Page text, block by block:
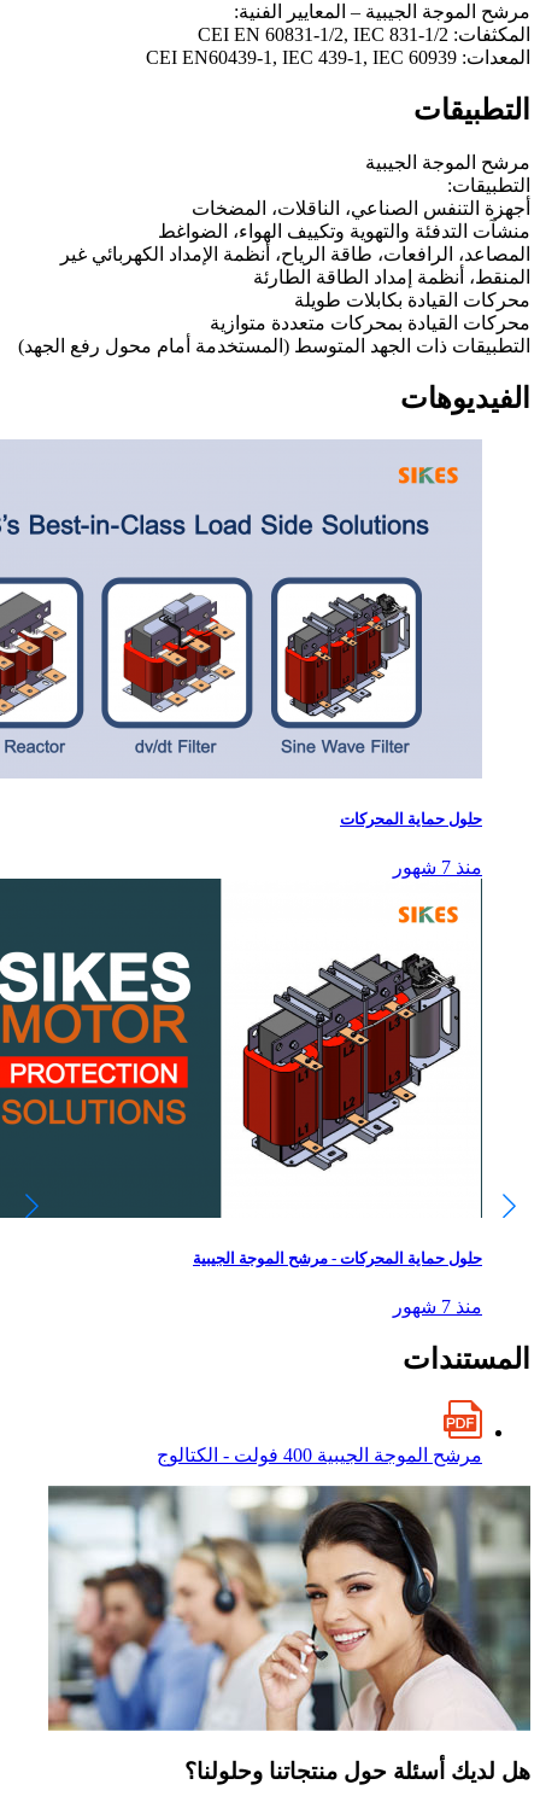
مرشح الموجة الجيبية – المعايير الفنية:
المكثفات: CEI EN 60831-1/2, IEC 831-1/2
المعدات: CEI EN60439-1, IEC 439-1, IEC 60939
التطبيقات
مرشح الموجة الجيبية
التطبيقات:
أجهزة التنفس الصناعي، الناقلات، المضخات
منشآت التدفئة والتهوية وتكييف الهواء، الضواغط
المصاعد، الرافعات، طاقة الرياح، أنظمة الإمداد الكهربائي غير
المنقط، أنظمة إمداد الطاقة الطارئة
محركات القيادة بكابلات طويلة
محركات القيادة بمحركات متعددة متوازية
التطبيقات ذات الجهد المتوسط (المستخدمة أمام محول رفع الجهد)
الفيديوهات
حلول حماية المحركات
منذ 7 شهور
حلول حماية المحركات - مرشح الموجة الجيبية
منذ 7 شهور
المستندات
مرشح الموجة الجيبية 400 فولت - الكتالوج
هل لديك أسئلة حول منتجاتنا وحلولنا؟